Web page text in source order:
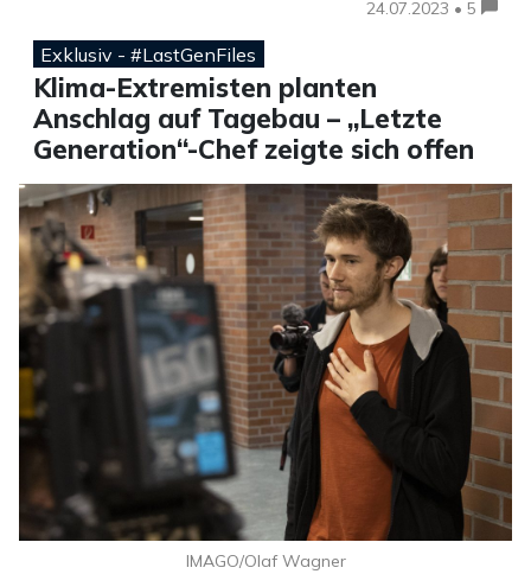
24.07.2023 • 5
Exklusiv - #LastGenFiles
Klima-Extremisten planten
Anschlag auf Tagebau – „Letzte
Generation“-Chef zeigte sich offen
IMAGO/Olaf Wagner